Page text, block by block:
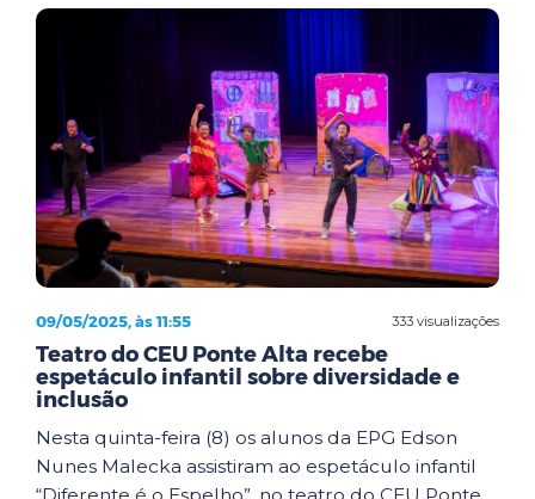
333 visualizações
09/05/2025, às 11:55
Teatro do CEU Ponte Alta recebe
espetáculo infantil sobre diversidade e
inclusão
Nesta quinta-feira (8) os alunos da EPG Edson
Nunes Malecka assistiram ao espetáculo infantil